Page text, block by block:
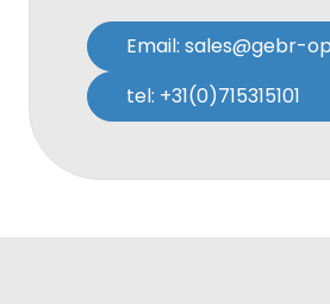
Email: sales@gebr-
tel: +31(0)715315101